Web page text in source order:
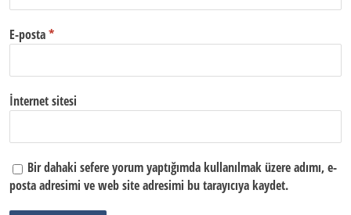
E-posta*
İnternet sitesi
Bir dahaki sefere yorum yaptığımda kullanılmak üzere adımı, e-
posta adresimi ve web site adresimi bu tarayıcıya kaydet.